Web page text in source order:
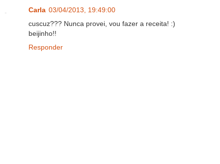
Carla 03/04/2013, 19:49:00
cuscuz??? Nunca provei, vou fazer a receita! :)
beijinho!!
Responder